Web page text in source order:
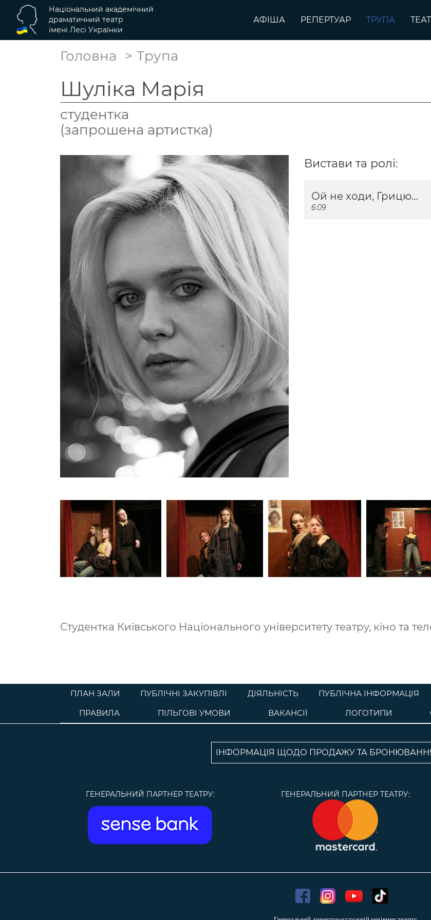
АФІША РЕПЕРТУАР ТРУПА
Національний академічний
драматичний театр
імені Лесі Українки
Головна Трупа
Шуліка Марія
студентка
(запрошена артистка)
Вистави та ролі:
Ой не ходи, Грицю…
6.09
Студентка Київського Національного університету театру, кіно та
ПЛАН ЗАЛИ ПУБЛІЧНІ ЗАКУПІВЛІ ДІЯЛЬНІСТЬ ПУБЛІЧНА ІНФОРМАЦІЯ
ПРАВИЛА
ПІЛЬГОВІ УМОВИ ВАКАНСІЇ ЛОГОТИПИ
ІНФОРМАЦІЯ ЩОДО ПРОДАЖУ ТА
ГЕНЕРАЛЬНИЙ ПАРТНЕР ТЕАТРУ: ГЕНЕРАЛЬНИЙ ПАРТНЕР ТЕАТРУ: